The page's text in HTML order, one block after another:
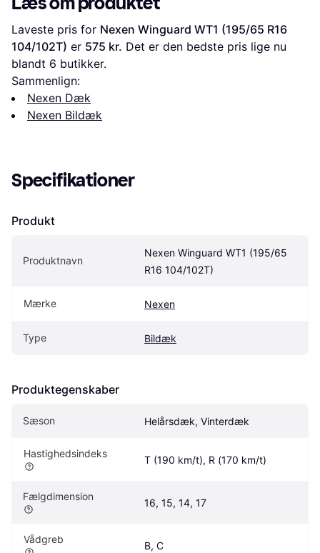
Laveste pris for Nexen Winguard WT1 (195/65 R16
104/102T) er 575 kr. Det er den bedste pris lige nu
blandt 6 butikker.
Sammenlign:
Nexen Dæk
Nexen Bildæk
Specifikationer
Produkt
Produktnavn
Nexen Winguard WT1 (195/65
R16 104/102T)
Mærke Nexen
Type Bildæk
Produktegenskaber
Sæson Helårsdæk, Vinterdæk
Hastighedsindeks
T (190 km/t), R (170 km/t)
Fælgdimension
16, 15, 14, 17
Vådgreb
B, C